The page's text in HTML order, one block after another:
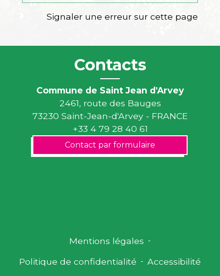
Signaler une erreur sur cette page
Contacts
Commune de Saint Jean d'Arvey
2461, route des Bauges
73230 Saint-Jean-d'Arvey - FRANCE
+33 4 79 28 40 61
Contact par formulaire
Mentions légales -
Politique de confidentialité - Accessibilité